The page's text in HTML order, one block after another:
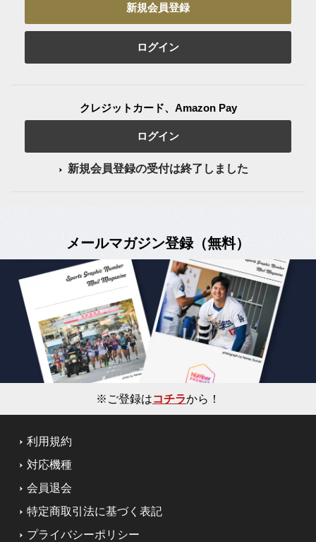
新規会員登録
ログイン
クレジットカード、Amazon Pay
ログイン
新規会員登録の受付は終了しました
メールマガジン登録（無料）
※ご登録はコチラから！
利用規約
対応機種
会員退会
特定商取引法に基づく表記
プライバシーポリシー